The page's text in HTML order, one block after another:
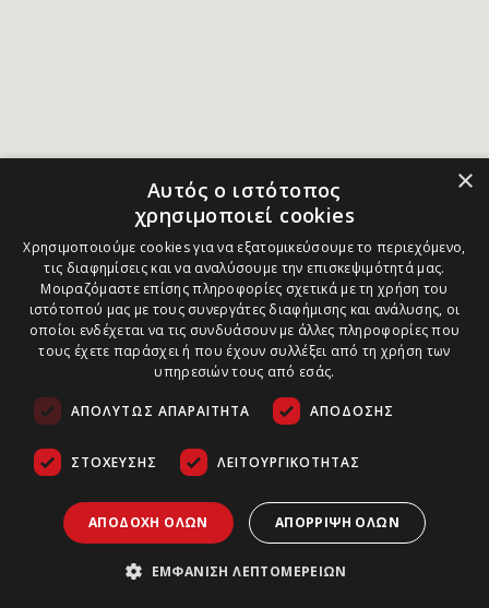
×
Αυτός ο ιστότοπος
χρησιμοποιεί cookies
Χρησιμοποιούμε cookies για να εξατομικεύσουμε το περιεχόμενο,
τις διαφημίσεις και να αναλύσουμε την επισκεψιμότητά μας.
Μοιραζόμαστε επίσης πληροφορίες σχετικά με τη χρήση του
ιστότοπού μας με τους συνεργάτες διαφήμισης και ανάλυσης, οι
οποίοι ενδέχεται να τις συνδυάσουν με άλλες πληροφορίες που
τους έχετε παράσχει ή που έχουν συλλέξει από τη χρήση των
υπηρεσιών τους από εσάς.
ΑΠΟΛΎΤΩΣ ΑΠΑΡΑΊΤΗΤΑ ΑΠΌΔΟΣΗΣ
ΣΤΌΧΕΥΣΗΣ ΛΕΙΤΟΥΡΓΙΚΌΤΗΤΑΣ
ΑΠΟΔΟΧΉ ΌΛΩΝ ΑΠΌΡΡΙΨΗ ΌΛΩΝ
ΕΜΦΆΝΙΣΗ ΛΕΠΤΟΜΕΡΕΙΏΝ